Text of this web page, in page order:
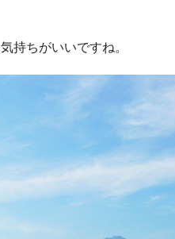
持ちがいいですね。